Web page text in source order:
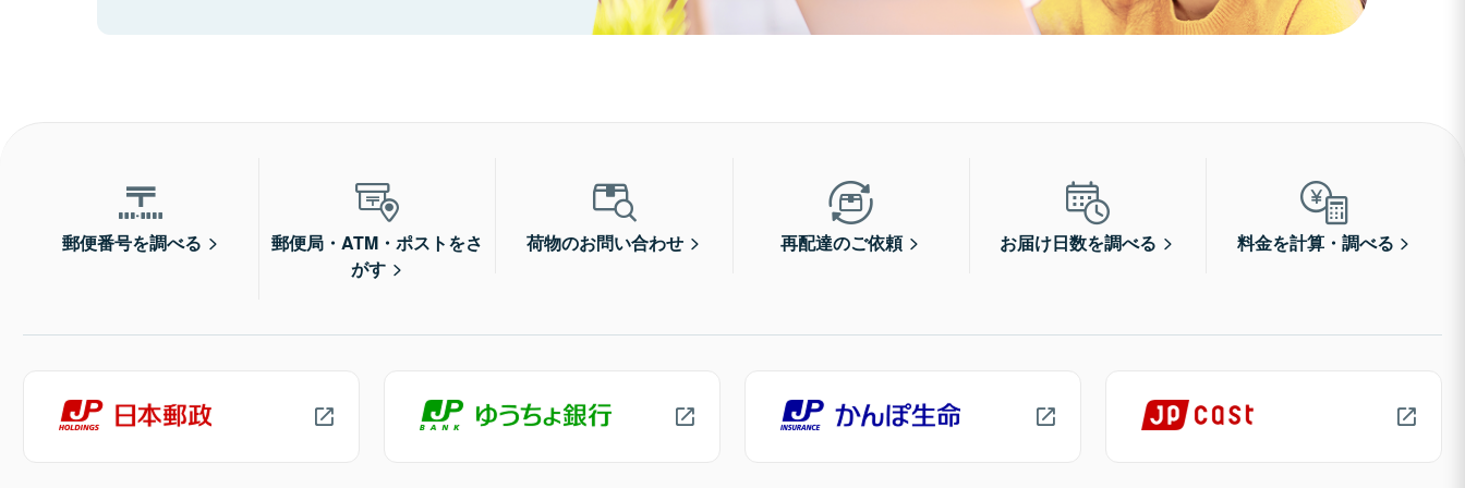
郵便番号を調べる
郵便局・ATM・ポストをさ
がす
荷物のお問い合わせ 再配達のご依頼 お届け日数を調べる 料金を計算・調べる